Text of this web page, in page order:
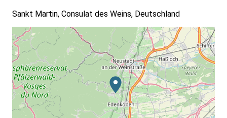
Sankt Martin, Consulat des Weins, Deutschland